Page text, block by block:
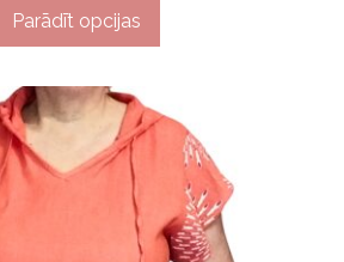
Parādīt opcijas